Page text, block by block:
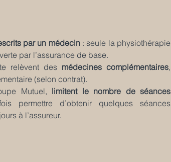
par un médecin : seule la physiothérapie
par l’assurance de base.
relèvent des médecines complémentaires,
(selon contrat).
Mutuel, limitent le nombre de séances
permettre d’obtenir quelques séances
à l’assureur.